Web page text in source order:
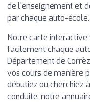
de l'enseignement et
par chaque auto-école.
Notre carte
facilement chaque
Département de
vos cours de manière
débutiez ou cherchiez
conduite, notre